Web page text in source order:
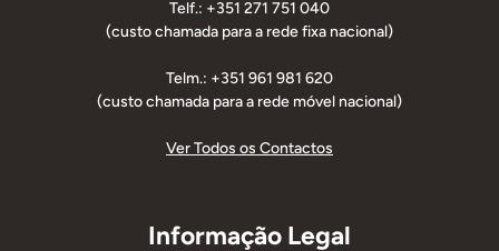
Telf.: +351 271 751 040
(custo chamada para a rede fixa nacional)
Telm.: +351 961 981 620
(custo chamada para a rede móvel nacional)
Ver Todos os Contactos
Informação Legal